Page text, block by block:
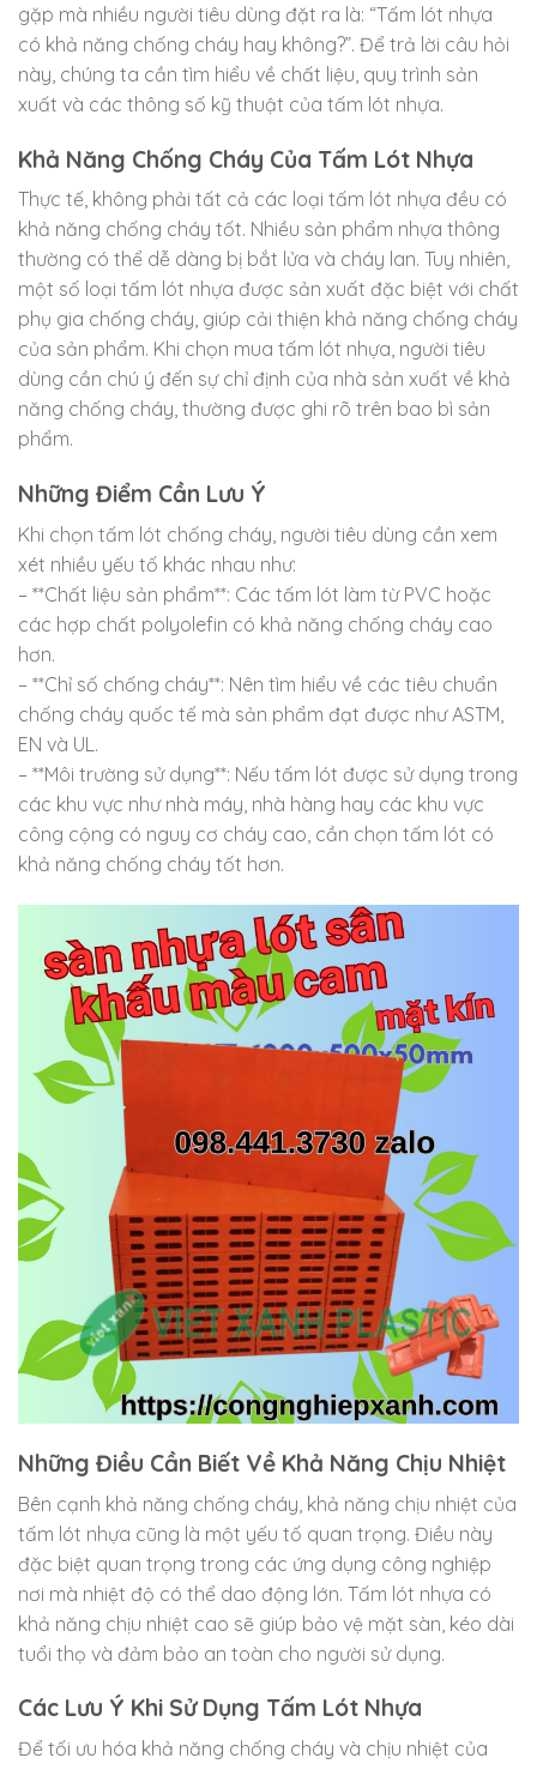
gặp mà nhiều người tiêu dùng đặt ra là: “Tấm lót nhựa
có khả năng chống cháy hay không?”. Để trả lời câu hỏi
này, chúng ta cần tìm hiểu về chất liệu, quy trình sản
xuất và các thông số kỹ thuật của tấm lót nhựa.
Khả Năng Chống Cháy Của Tấm Lót Nhựa
Thực tế, không phải tất cả các loại tấm lót nhựa đều có
khả năng chống cháy tốt. Nhiều sản phẩm nhựa thông
thường có thể dễ dàng bị bắt lửa và cháy lan. Tuy nhiên,
một số loại tấm lót nhựa được sản xuất đặc biệt với chất
phụ gia chống cháy, giúp cải thiện khả năng chống cháy
của sản phẩm. Khi chọn mua tấm lót nhựa, người tiêu
dùng cần chú ý đến sự chỉ định của nhà sản xuất về khả
năng chống cháy, thường được ghi rõ trên bao bì sản
phẩm.
Những Điểm Cần Lưu Ý
Khi chọn tấm lót chống cháy, người tiêu dùng cần xem
xét nhiều yếu tố khác nhau như:
– **Chất liệu sản phẩm**: Các tấm lót làm từ PVC hoặc
các hợp chất polyolefin có khả năng chống cháy cao
hơn.
– **Chỉ số chống cháy**: Nên tìm hiểu về các tiêu chuẩn
chống cháy quốc tế mà sản phẩm đạt được như ASTM,
EN và UL.
– **Môi trường sử dụng**: Nếu tấm lót được sử dụng trong
các khu vực như nhà máy, nhà hàng hay các khu vực
công cộng có nguy cơ cháy cao, cần chọn tấm lót có
khả năng chống cháy tốt hơn.
Những Điều Cần Biết Về Khả Năng Chịu Nhiệt
Bên cạnh khả năng chống cháy, khả năng chịu nhiệt của
tấm lót nhựa cũng là một yếu tố quan trọng. Điều này
đặc biệt quan trọng trong các ứng dụng công nghiệp
nơi mà nhiệt độ có thể dao động lớn. Tấm lót nhựa có
khả năng chịu nhiệt cao sẽ giúp bảo vệ mặt sàn, kéo dài
tuổi thọ và đảm bảo an toàn cho người sử dụng.
Các Lưu Ý Khi Sử Dụng Tấm Lót Nhựa
Để tối ưu hóa khả năng chống cháy và chịu nhiệt của